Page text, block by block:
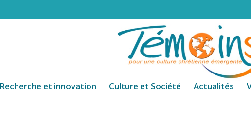
Recherche et innovation Culture et Société Actualités